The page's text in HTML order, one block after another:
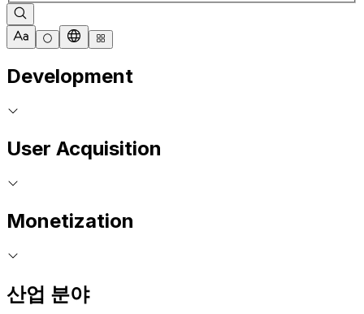
Development
User Acquisition
Monetization
산업 분야